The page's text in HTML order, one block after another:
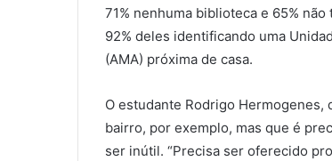
71% nenhuma biblioteca e 65%
92% deles identificando uma
(AMA) próxima de casa.
O estudante Rodrigo Hermogenes,
bairro, por exemplo, mas que é
ser inútil. “Precisa ser oferecido